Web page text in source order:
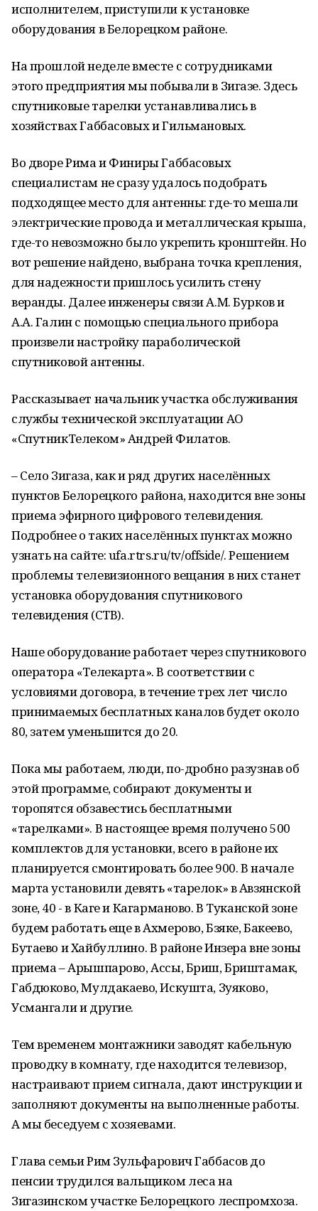
исполнителем, приступили к установке
оборудования в Белорецком районе.
На прошлой неделе вместе с сотрудниками
этого предприятия мы побывали в Зигазе. Здесь
спутниковые тарелки устанавливались в
хозяйствах Габбасовых и Гильмановых.
Во дворе Рима и Финиры Габбасовых
специалистам не сразу удалось подобрать
подходящее место для антенны: где-то мешали
электрические провода и металлическая крыша,
где-то невозможно было укрепить кронштейн. Но
вот решение найдено, выбрана точка крепления,
для надежности пришлось усилить стену
веранды. Далее инженеры связи А.М. Бурков и
А.А. Галин с помощью специального прибора
произвели настройку параболической
спутниковой антенны.
Рассказывает начальник участка обслуживания
службы технической эксплуатации АО
«СпутникТелеком» Андрей Филатов.
– Село Зигаза, как и ряд других населённых
пунктов Белорецкого района, находится вне зоны
приема эфирного цифрового телевидения.
Подробнее о таких населённых пунктах можно
узнать на сайте: ufa.rtrs.ru/tv/offside/. Решением
проблемы телевизионного вещания в них станет
установка оборудования спутникового
телевидения (СТВ).
Наше оборудование работает через спутникового
оператора «Телекарта». В соответствии с
условиями договора, в течение трех лет число
принимаемых бесплатных каналов будет около
80, затем уменьшится до 20.
Пока мы работаем, люди, по-дробно разузнав об
этой программе, собирают документы и
торопятся обзавестись бесплатными
«тарелками». В настоящее время получено 500
комплектов для установки, всего в районе их
планируется смонтировать более 900. В начале
марта установили девять «тарелок» в Авзянской
зоне, 40 - в Каге и Кагарманово. В Туканской зоне
будем работать еще в Ахмерово, Бзяке, Бакеево,
Бутаево и Хайбуллино. В районе Инзера вне зоны
приема – Арышпарово, Ассы, Бриш, Бриштамак,
Габдюково, Мулдакаево, Искушта, Зуяково,
Усмангали и другие.
Тем временем монтажники заводят кабельную
проводку в комнату, где находится телевизор,
настраивают прием сигнала, дают инструкции и
заполняют документы на выполненные работы.
А мы беседуем с хозяевами.
Глава семьи Рим Зульфарович Габбасов до
пенсии трудился вальщиком леса на
Зигазинском участке Белорецкого леспромхоза.